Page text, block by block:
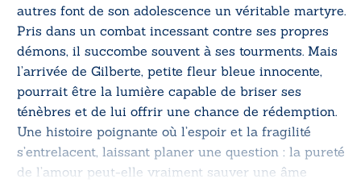
autres font de son adolescence un véritable martyre.
Pris dans un combat incessant contre ses propres
démons, il succombe souvent à ses tourments. Mais
l’arrivée de Gilberte, petite fleur bleue innocente,
pourrait être la lumière capable de briser ses
ténèbres et de lui offrir une chance de rédemption.
Une histoire poignante où l’espoir et la fragilité
s’entrelacent, laissant planer une question : la pureté
de l’amour peut-elle vraiment sauver une âme